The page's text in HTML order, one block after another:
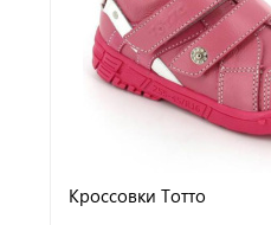
Кроссовки Тотто